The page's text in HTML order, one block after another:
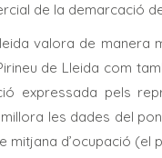
de la demarcació
valora de manera
de Lleida com
expressada pels
les dades del
mitjana d’ocupació (el